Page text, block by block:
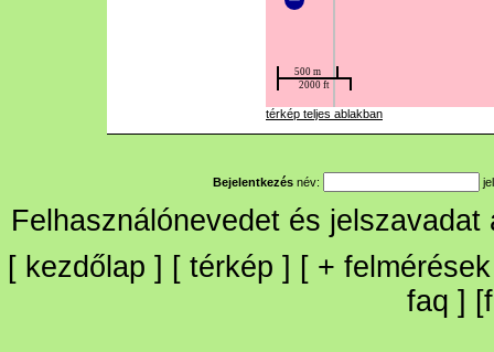
térkép teljes ablakban
Bejelentkezés név:
Felhasználónevedet és
[ kezdőlap ] [ térkép ] [ + felmérések
faq ] [